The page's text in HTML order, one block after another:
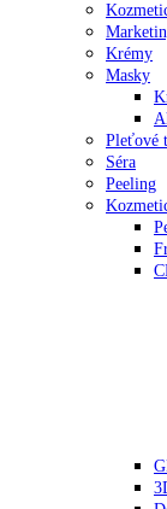
Krémy
Masky
Pleťové
Séra
Peeling